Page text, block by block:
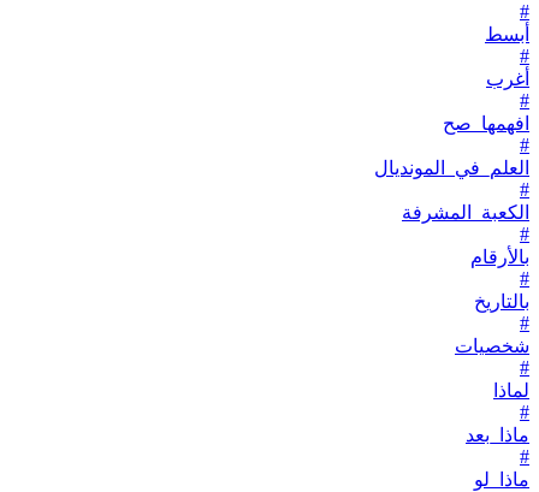
#
أبسط
#
أغرب
#
افهمها_صح
#
العلم_في_المونديال
#
الكعبة_المشرفة
#
بالأرقام
#
بالتاريخ
#
شخصيات
#
لماذا
#
ماذا_بعد
#
ماذا_لو